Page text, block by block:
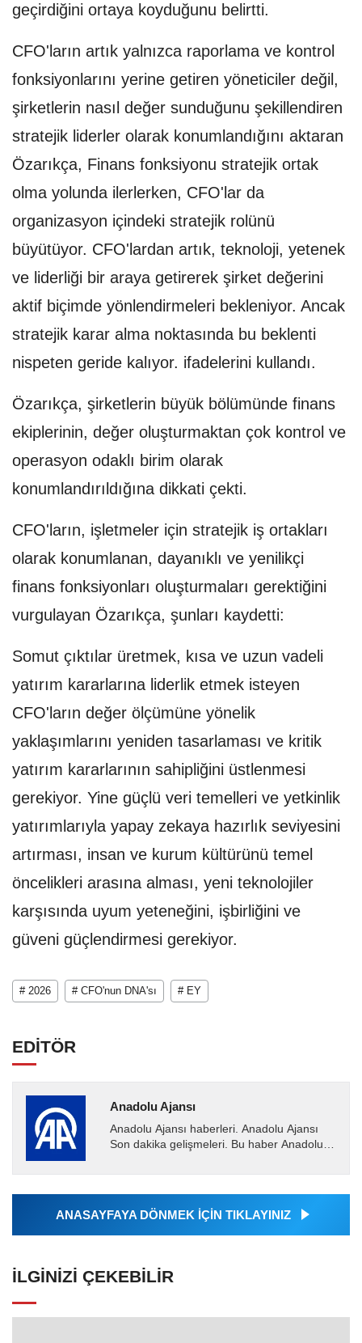
geçirdiğini ortaya koyduğunu belirtti.
CFO'ların artık yalnızca raporlama ve kontrol
fonksiyonlarını yerine getiren yöneticiler değil,
şirketlerin nasıl değer sunduğunu şekillendiren
stratejik liderler olarak konumlandığını aktaran
Özarıkça, Finans fonksiyonu stratejik ortak
olma yolunda ilerlerken, CFO'lar da
organizasyon içindeki stratejik rolünü
büyütüyor. CFO'lardan artık, teknoloji, yetenek
ve liderliği bir araya getirerek şirket değerini
aktif biçimde yönlendirmeleri bekleniyor. Ancak
stratejik karar alma noktasında bu beklenti
nispeten geride kalıyor. ifadelerini kullandı.
Özarıkça, şirketlerin büyük bölümünde finans
ekiplerinin, değer oluşturmaktan çok kontrol ve
operasyon odaklı birim olarak
konumlandırıldığına dikkati çekti.
CFO'ların, işletmeler için stratejik iş ortakları
olarak konumlanan, dayanıklı ve yenilikçi
finans fonksiyonları oluşturmaları gerektiğini
vurgulayan Özarıkça, şunları kaydetti:
Somut çıktılar üretmek, kısa ve uzun vadeli
yatırım kararlarına liderlik etmek isteyen
CFO'ların değer ölçümüne yönelik
yaklaşımlarını yeniden tasarlaması ve kritik
yatırım kararlarının sahipliğini üstlenmesi
gerekiyor. Yine güçlü veri temelleri ve yetkinlik
yatırımlarıyla yapay zekaya hazırlık seviyesini
artırması, insan ve kurum kültürünü temel
öncelikleri arasına alması, yeni teknolojiler
karşısında uyum yeteneğini, işbirliğini ve
güveni güçlendirmesi gerekiyor.
# 2026 # CFO'nun DNA'sı # EY
EDİTÖR
Anadolu Ajansı
Anadolu Ajansı haberleri. Anadolu Ajansı
Son dakika gelişmeleri. Bu haber Anadolu
Ajansı tarafından...
ANASAYFAYA DÖNMEK İÇİN TIKLAYINIZ
İLGINIZI ÇEKEBILIR